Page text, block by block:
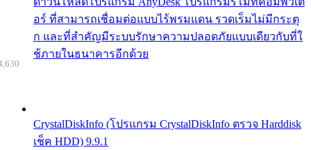
อร์ ที่สามารถเชื่อมต่อแบบไร้พรมแดน รวดเร็มไม่มีกระตุ
ก และที่สำคัญมีระบบรักษาความปลอดภัยแบบเดียวกับที่ใ
ช้ภายในธนาคารอีกด้วย
CrystalDiskInfo (โปรแกรม CrystalDiskInfo ตรวจ Harddisk
เช็ค HDD) 9.9.1